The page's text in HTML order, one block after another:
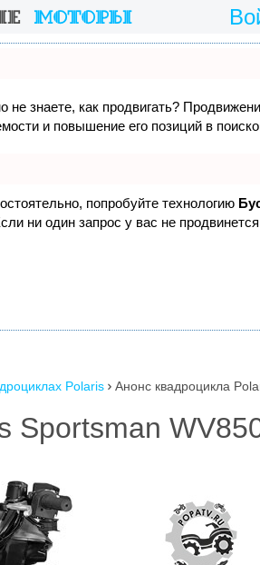
не знаете, как продвигать?
и повышение его позиций в
попробуйте технологию
ни один запрос у вас не
Polaris  Анонс квадроцикла
Sportsman